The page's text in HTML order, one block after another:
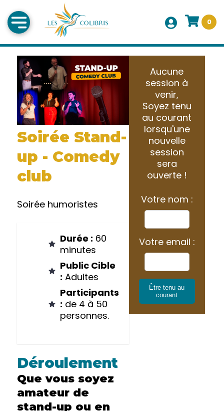
0
Soirée Stand-
up - Comedy
club
Soirée humoristes
Durée : 60
minutes
Public Cible
: Adultes
Participants
: de 4 à 50
personnes.
Déroulement
Que vous soyez
amateur de
stand-up ou en
Aucune
session à
venir,
Soyez tenu
au courant
lorsqu'une
nouvelle
session
sera
ouverte !
Votre nom :
Votre email :
Être tenu au
courant